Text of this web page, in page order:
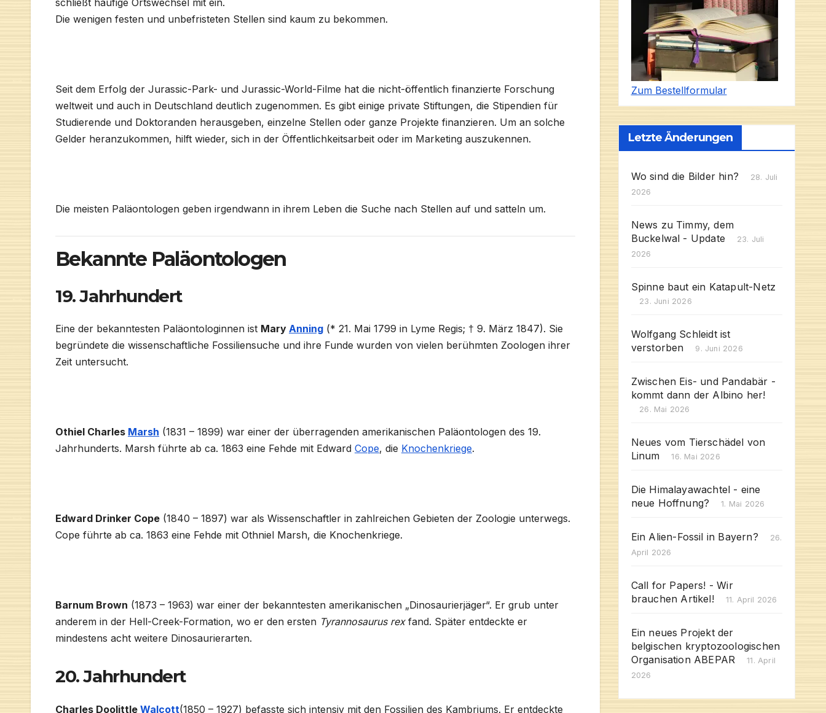
Die wenigen festen und unbefristeten Stellen sind kaum zu bekommen.
Seit dem Erfolg der Jurassic-Park- und Jurassic-World-Filme hat die nicht-öffentlich finanzierte Forschung
weltweit und auch in Deutschland deutlich zugenommen. Es gibt einige private Stiftungen, die Stipendien für
Studierende und Doktoranden herausgeben, einzelne Stellen oder ganze Projekte finanzieren. Um an solche
Gelder heranzukommen, hilft wieder, sich in der Öffentlichkeitsarbeit oder im Marketing auszukennen.
Die meisten Paläontologen geben irgendwann in ihrem Leben die Suche nach Stellen auf und satteln um.
Bekannte Paläontologen
19. Jahrhundert
Eine der bekanntesten Paläontologinnen ist Mary Anning (* 21. Mai 1799 in Lyme Regis; † 9. März 1847). Sie
begründete die wissenschaftliche Fossiliensuche und ihre Funde wurden von vielen berühmten Zoologen ihrer
Zeit untersucht.
Othiel Charles Marsh (1831 – 1899) war einer der überragenden amerikanischen Paläontologen des 19.
Jahrhunderts. Marsh führte ab ca. 1863 eine Fehde mit Edward Cope, die Knochenkriege.
Edward Drinker Cope (1840 – 1897) war als Wissenschaftler in zahlreichen Gebieten der Zoologie unterwegs.
Cope führte ab ca. 1863 eine Fehde mit Othniel Marsh, die Knochenkriege.
Barnum Brown (1873 – 1963) war einer der bekanntesten amerikanischen „Dinosaurierjäger“. Er grub unter
anderem in der Hell-Creek-Formation, wo er den ersten Tyrannosaurus rexfand. Später entdeckte er
mindestens acht weitere Dinosaurierarten.
20. Jahrhundert
Charles Doolittle Walcott(1850 – 1927) befasste sich intensiv mit den Fossilien des Kambriums. Er entdeckte
Zum Bestellformular
Letzte Änderungen
Wo sind die Bilder hin?
28. Juli
2026
News zu Timmy, dem
Buckelwal - Update
23. Juli
2026
Spinne baut ein Katapult-Netz
23. Juni 2026
Wolfgang Schleidt ist
verstorben
9. Juni 2026
Zwischen Eis- und Pandabär -
kommt dann der Albino her!
26. Mai 2026
Neues vom Tierschädel von
Linum
16. Mai 2026
Die Himalayawachtel - eine
neue Hoffnung?
1. Mai 2026
Ein Alien-Fossil in Bayern?
26.
April 2026
Call for Papers! - Wir
brauchen Artikel!
11. April 2026
Ein neues Projekt der
belgischen kryptozoologischen
Organisation ABEPAR
11. April
2026